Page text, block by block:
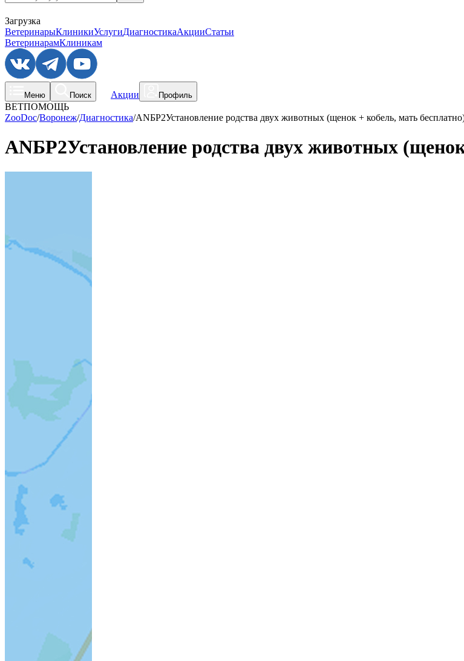
Загрузка
ВетеринарыКлиникиУслугиДиагностикаАкцииСтатьи
ВетеринарамКлиникам
Меню Поиск Акции Профиль
ВЕТПОМОЩЬ
ZooDoc/Воронеж/Диагностика/ANБР2Установление родства двух животных (щенок + кобель, мать
ANБР2Установление родства двух животных